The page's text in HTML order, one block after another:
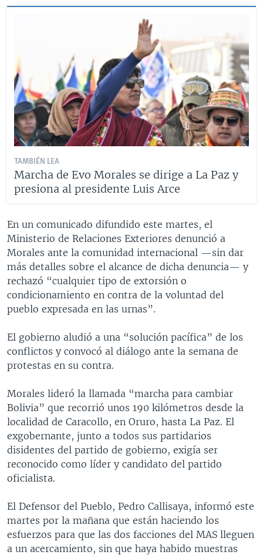
TAMBIÉN LEA
Marcha de Evo Morales se dirige a La Paz y
presiona al presidente Luis Arce
En un comunicado difundido este martes, el
Ministerio de Relaciones Exteriores denunció a
Morales ante la comunidad internacional —sin dar
más detalles sobre el alcance de dicha denuncia— y
rechazó “cualquier tipo de extorsión o
condicionamiento en contra de la voluntad del
pueblo expresada en las urnas”.
El gobierno aludió a una “solución pacífica” de los
conflictos y convocó al diálogo ante la semana de
protestas en su contra.
Morales lideró la llamada “marcha para cambiar
Bolivia” que recorrió unos 190 kilómetros desde la
localidad de Caracollo, en Oruro, hasta La Paz. El
exgobernante, junto a todos sus partidarios
disidentes del partido de gobierno, exigía ser
reconocido como líder y candidato del partido
oficialista.
El Defensor del Pueblo, Pedro Callisaya, informó este
martes por la mañana que están haciendo los
esfuerzos para que las dos facciones del MAS lleguen
a un acercamiento, sin que haya habido muestras